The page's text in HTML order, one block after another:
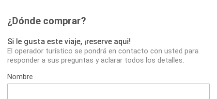
¿Dónde comprar?
Si le gusta este viaje, ¡reserve aqui!
El operador turístico se pondrá en contacto con usted para
responder a sus preguntas y aclarar todos los detalles.
Nombre